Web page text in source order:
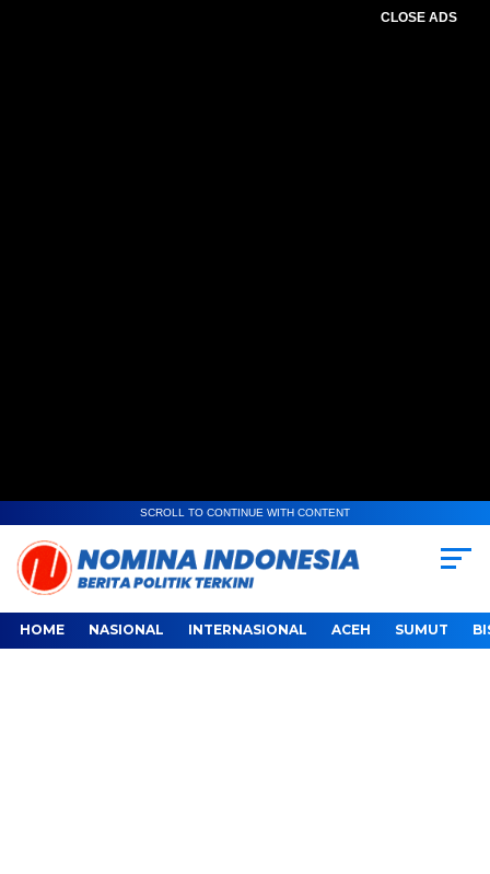
CLOSE ADS
SCROLL TO CONTINUE WITH CONTENT
HOME NASIONAL INTERNASIONAL ACEH SUMUT